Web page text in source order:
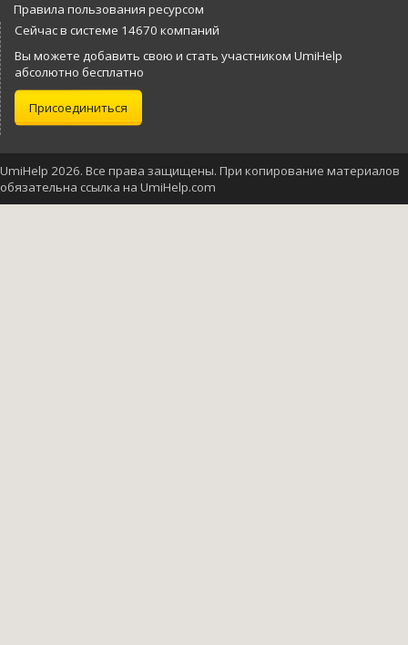
Правила пользования ресурсом
Сейчас в системе 14670 компаний
Вы можете добавить свою и стать участником UmiHelp
абсолютно бесплатно
Присоединиться
UmiHelp 2026. Все права защищены. При копирование материалов
обязательна ссылка на UmiHelp.com